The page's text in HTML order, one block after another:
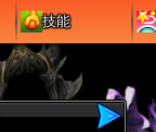
技能